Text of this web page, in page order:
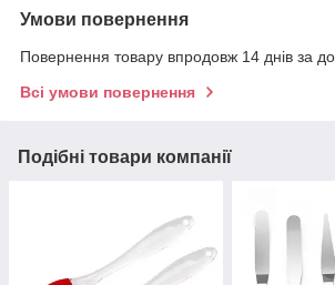
Умови повернення
Повернення товару впродовж 14 днів за
Всі умови повернення
Подібні товари компанії